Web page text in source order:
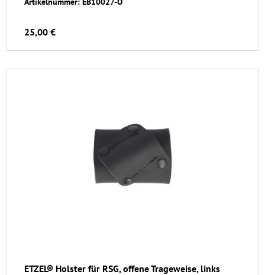
25,00 €
ETZEL® Holster für RSG, offene Trageweise, links